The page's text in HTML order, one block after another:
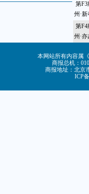
第F3
州·
第F4
州·
本网站所有内容属
商报总机：
商报地址：北京
ICP